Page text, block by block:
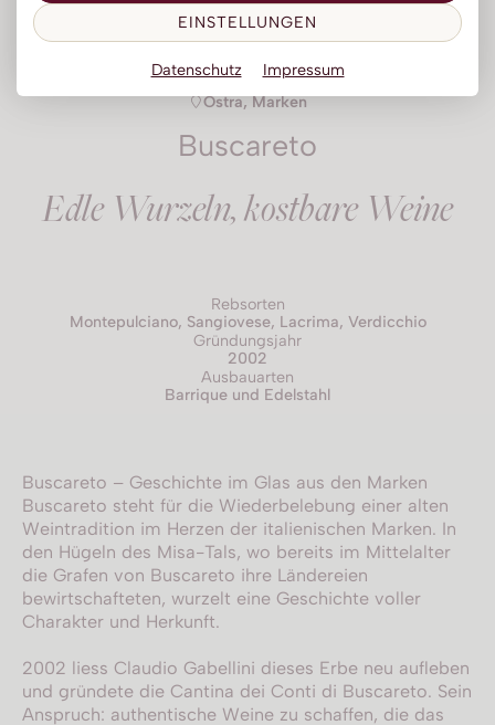
EINSTELLUNGEN
Datenschutz Impressum
Zurück zur Übersicht
Ostra, Marken
Buscareto
Edle Wurzeln, kostbare Weine
Rebsorten
Montepulciano, Sangiovese, Lacrima, Verdicchio
Gründungsjahr
2002
Ausbauarten
Barrique und Edelstahl
Buscareto – Geschichte im Glas aus den Marken
Buscareto steht für die Wiederbelebung einer alten
Weintradition im Herzen der italienischen Marken. In
den Hügeln des Misa-Tals, wo bereits im Mittelalter
die Grafen von Buscareto ihre Ländereien
bewirtschafteten, wurzelt eine Geschichte voller
Charakter und Herkunft.
2002 liess Claudio Gabellini dieses Erbe neu aufleben
und gründete die Cantina dei Conti di Buscareto. Sein
Anspruch: authentische Weine zu schaffen, die das
Likör
Obstbrand
Wermut